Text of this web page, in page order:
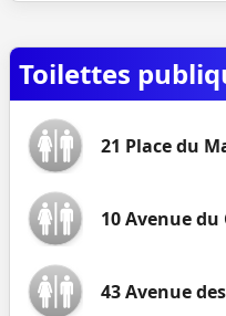
Toilettes
21 Place du
10 Avenue
43 Avenue